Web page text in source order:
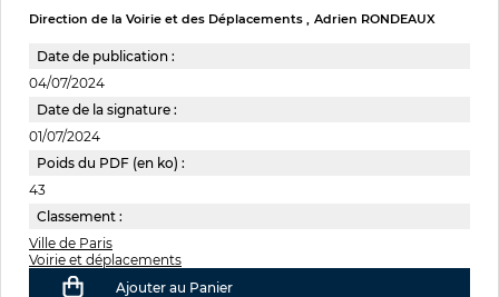
Direction de la Voirie et des Déplacements Adrien RONDEAUX
Date de publication :
04/07/2024
Date de la signature :
01/07/2024
Poids du PDF (en ko) :
43
Classement :
Ville de Paris
Voirie et déplacements
Ajouter au Panier